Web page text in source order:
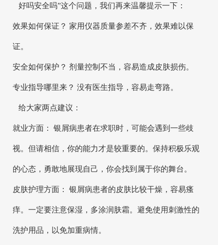
好吗安全吗”这个问题，我们再来温馨提示一下：
效果如何保证？ 家用仪器质量参差不齐，效果难以保
证。
安全如何保护？ 剂量控制不当，容易造成皮肤损伤。
专业指导哪里来？ 没有医生指导，容易走弯路。
给大家两点建议：
就业方面： 银屑病患者在求职时，可能会遇到一些歧
视。但请相信，你的能力才是较重要的。保持积极乐观
的心态，勇敢地展现自己，你会找到属于你的舞台。
皮肤护理方面： 银屑病患者的皮肤比较干燥，容易瘙
痒。一定要注意保湿，多涂润肤霜。避免使用刺激性的
洗护用品，以免加重病情。